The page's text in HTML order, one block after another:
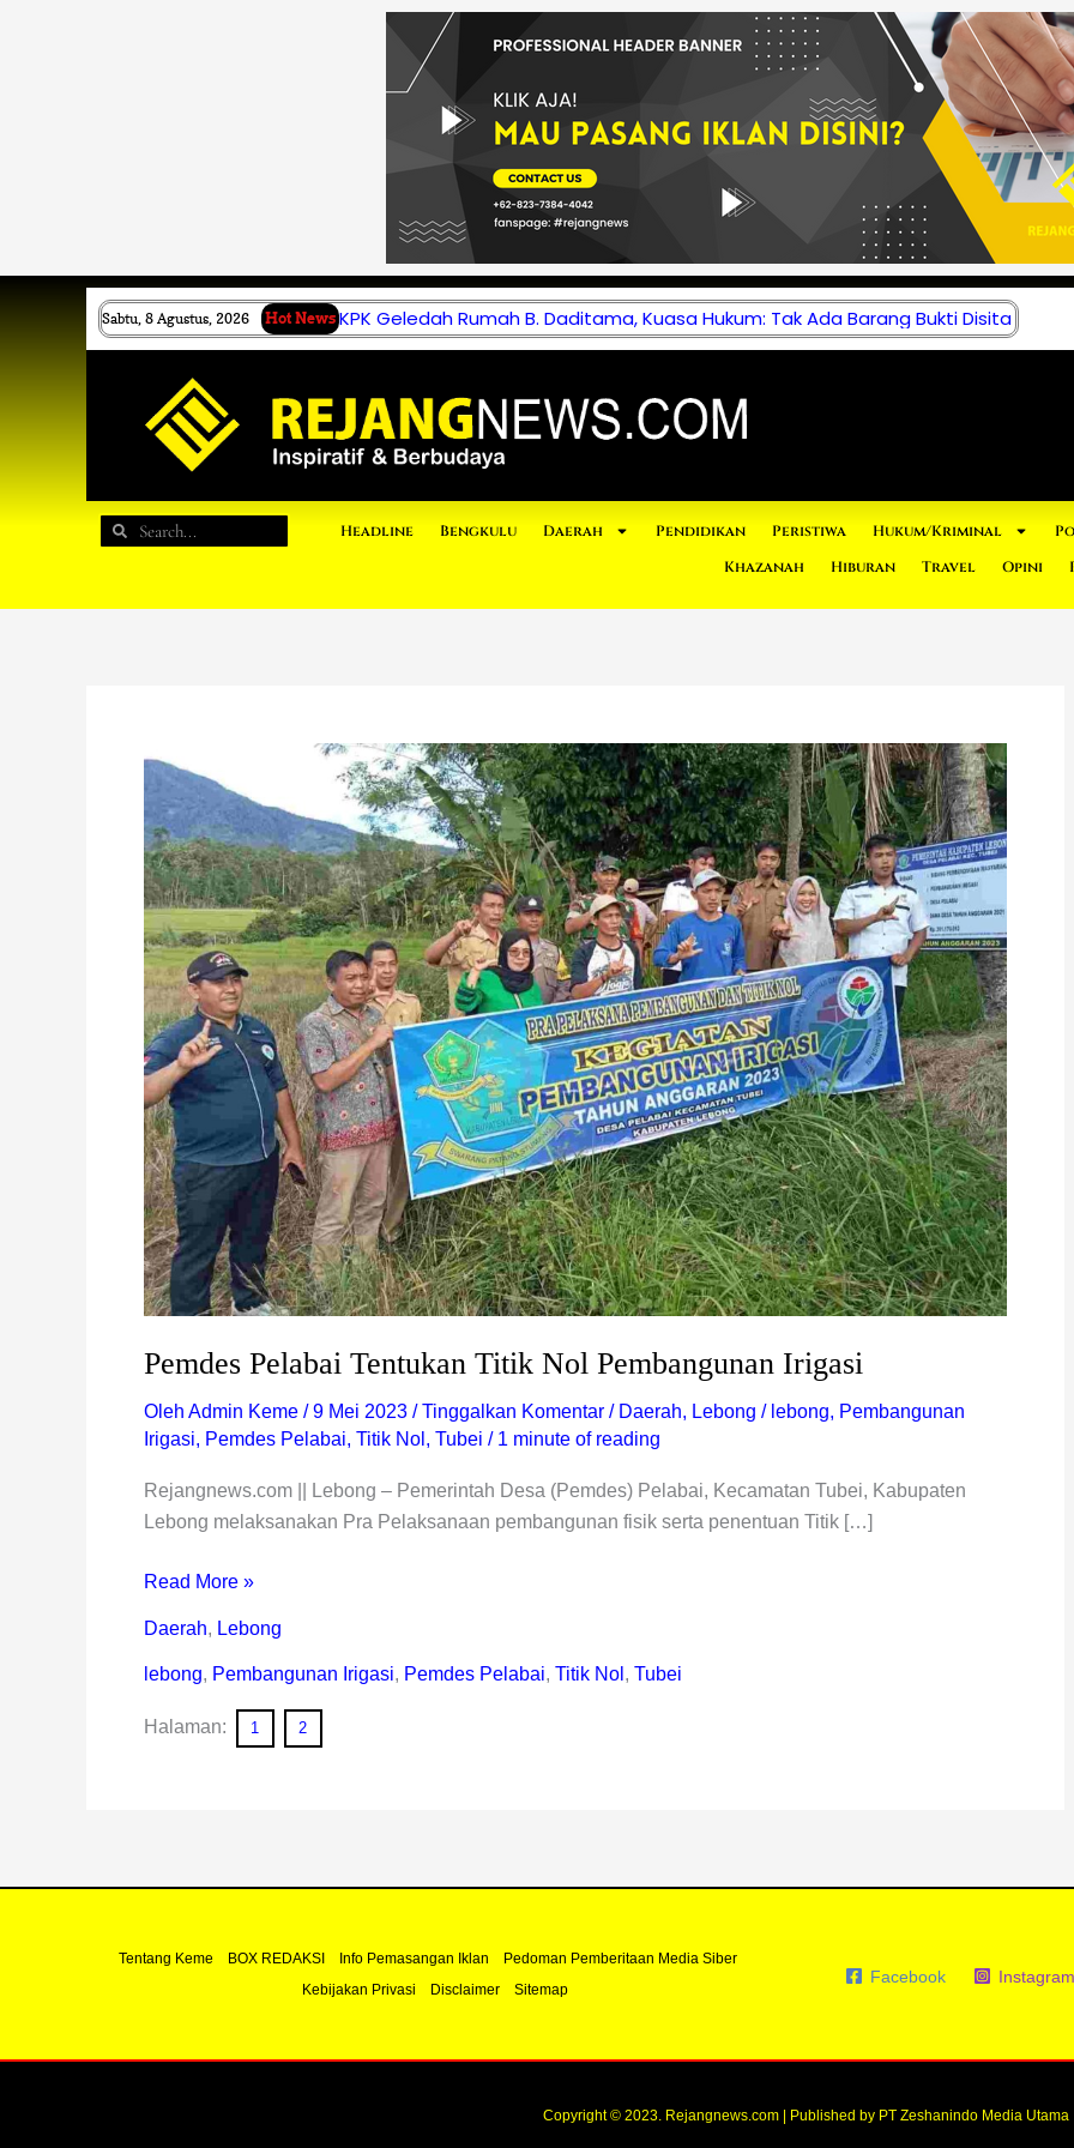
Sabtu, 8 Agustus, 2026 Hot News KPK Geledah Rumah B. Daditama, Kuasa Hukum: Tak Ada Barang Bukti Disita
Search
Search Headline Bengkulu Daerah Pendidikan Peristiwa Hukum/Kriminal
Khazanah
Hiburan Travel Opini
Pemdes Pelabai Tentukan Titik Nol Pembangunan Irigasi
Oleh Admin Keme /9 Mei 2023 /Tinggalkan Komentar / Daerah, Lebong / lebong, Pembangunan
Irigasi, Pemdes Pelabai, Titik Nol , Tubei / 1 minute of reading
Rejangnews.com || Lebong – Pemerintah Desa (Pemdes) Pelabai, Kecamatan Tubei, Kabupaten
Lebong melaksanakan Pra Pelaksanaan pembangunan fisik serta penentuan Titik […]
Pemdes
Pelabai
Tentukan
Titik
Nol
Pembangunan
Irigasi
Read More »
Daerah, Lebong
lebong, Pembangunan Irigasi, Pemdes Pelabai, Titik Nol , Tubei
Halaman: 1 2
Tentang Keme BOX REDAKSI Info Pemasangan Iklan
Pedoman Pemberitaan Media Siber
Kebijakan Privasi
Disclaimer Sitemap
Facebook Instagram
Copyright © 2023. Rejangnews.com | Published by PT Zeshanindo Media Utama